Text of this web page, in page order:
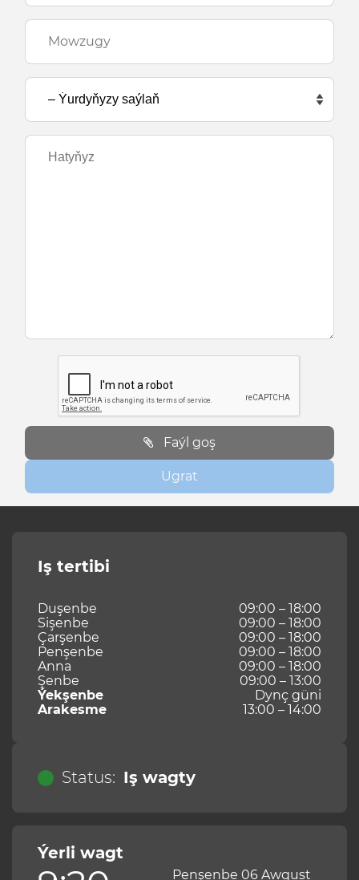
Faýl goş
Ugrat
Iş tertibi
Duşenbe
09:00 – 18:00
Sişenbe
09:00 – 18:00
Çarşenbe
09:00 – 18:00
Penşenbe
09:00 – 18:00
Anna
09:00 – 18:00
Şenbe
09:00 – 13:00
Ýekşenbe
Dynç güni
Arakesme
13:00 – 14:00
Status: Iş wagty
Ýerli wagt
Penşenbe 06 Awgust